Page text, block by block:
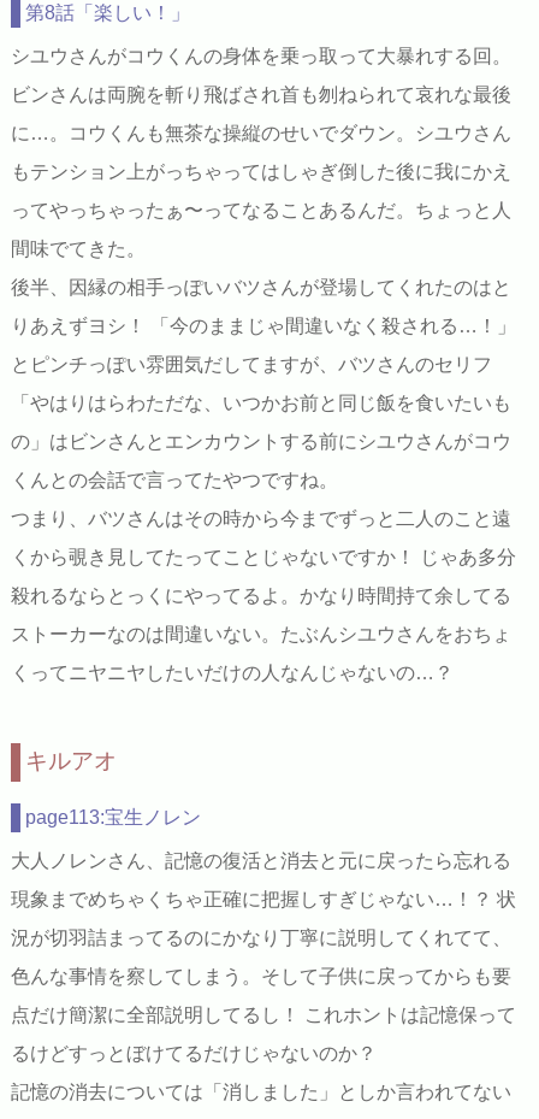
第8話「楽しい！」
シユウさんがコウくんの身体を乗っ取って大暴れする回。
ビンさんは両腕を斬り飛ばされ首も刎ねられて哀れな最後
に…。コウくんも無茶な操縦のせいでダウン。シユウさん
もテンション上がっちゃってはしゃぎ倒した後に我にかえ
ってやっちゃったぁ〜ってなることあるんだ。ちょっと人
間味でてきた。
後半、因縁の相手っぽいバツさんが登場してくれたのはと
りあえずヨシ！ 「今のままじゃ間違いなく殺される…！」
とピンチっぽい雰囲気だしてますが、バツさんのセリフ
「やはりはらわただな、いつかお前と同じ飯を食いたいも
の」はビンさんとエンカウントする前にシユウさんがコウ
くんとの会話で言ってたやつですね。
つまり、バツさんはその時から今までずっと二人のこと遠
くから覗き見してたってことじゃないですか！ じゃあ多分
殺れるならとっくにやってるよ。かなり時間持て余してる
ストーカーなのは間違いない。たぶんシユウさんをおちょ
くってニヤニヤしたいだけの人なんじゃないの…？
キルアオ
page113:宝生ノレン
大人ノレンさん、記憶の復活と消去と元に戻ったら忘れる
現象までめちゃくちゃ正確に把握しすぎじゃない…！？ 状
況が切羽詰まってるのにかなり丁寧に説明してくれてて、
色んな事情を察してしまう。そして子供に戻ってからも要
点だけ簡潔に全部説明してるし！ これホントは記憶保って
るけどすっとぼけてるだけじゃないのか？
記憶の消去については「消しました」としか言われてない